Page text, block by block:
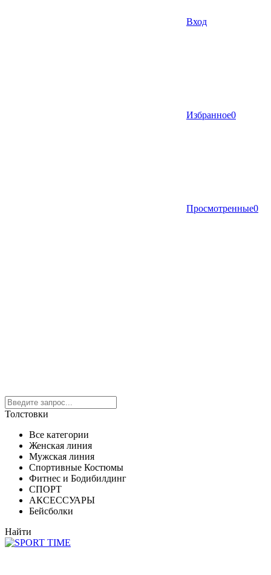
Вход
Избранное0
Просмотренные0
Толстовки
Все категории
Женская линия
Мужская линия
Спортивные Костюмы
Фитнес и Бодибилдинг
СПОРТ
АКСЕССУАРЫ
Бейсболки
Найти